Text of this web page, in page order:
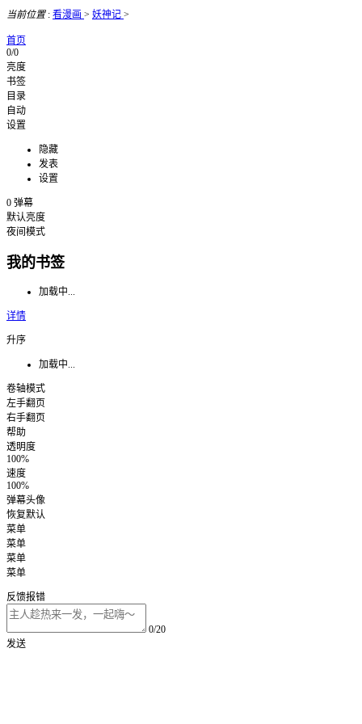
当前位置: 看漫画 > 妖神记 >
首页
0/0
亮度
书签
目录
自动
设置
隐藏
发表
设置
0 弹幕
默认亮度
夜间模式
我的书签
加载中...
详情
升序
加载中...
卷轴模式
左手翻页
右手翻页
帮助
透明度
100%
速度
100%
弹幕头像
恢复默认
菜单
菜单
菜单
菜单
反馈报错
0/20
发送